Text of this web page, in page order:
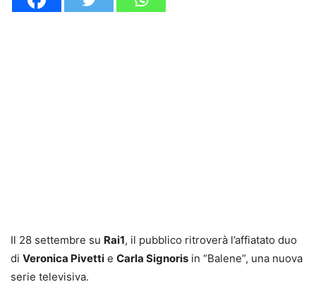
Il 28 settembre su Rai1, il pubblico ritroverà l’affiatato duo
di Veronica Pivetti e Carla Signoris in “Balene”, una nuova
serie televisiva.